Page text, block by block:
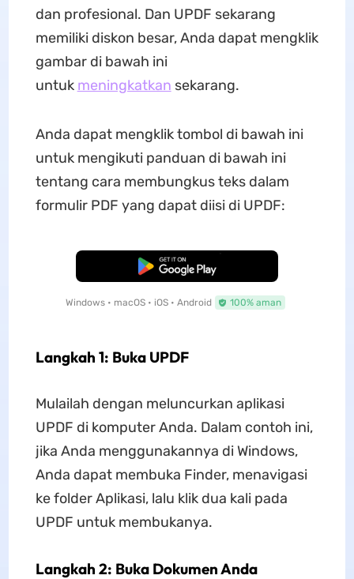
dan profesional. Dan UPDF sekarang
memiliki diskon besar, Anda dapat mengklik
gambar di bawah ini
untuk meningkatkan sekarang.
Anda dapat mengklik tombol di bawah ini
untuk mengikuti panduan di bawah ini
tentang cara membungkus teks dalam
formulir PDF yang dapat diisi di UPDF:
Unduh Gratis
Windows • macOS • iOS • Android 100% aman
Langkah 1: Buka UPDF
Mulailah dengan meluncurkan aplikasi
UPDF di komputer Anda. Dalam contoh ini,
jika Anda menggunakannya di Windows,
Anda dapat membuka Finder, menavigasi
ke folder Aplikasi, lalu klik dua kali pada
UPDF untuk membukanya.
Langkah 2: Buka Dokumen Anda